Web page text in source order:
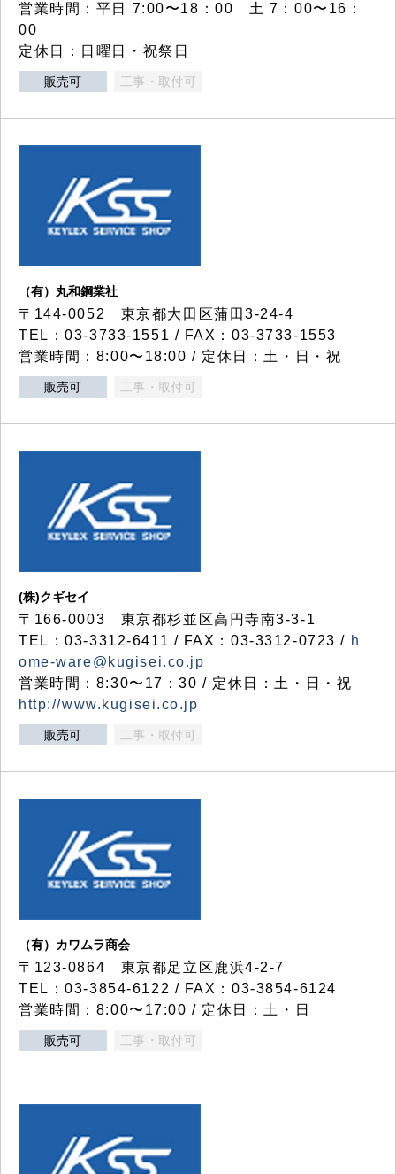
営業時間：平日 7:00〜18：00 土 7：00〜16：
00
定休日：日曜日・祝祭日
販売可 工事・取付可
（有）丸和鋼業社
〒144-0052 東京都大田区蒲田3-24-4
TEL：03-3733-1551 / FAX：03-3733-1553
営業時間：8:00〜18:00 / 定休日：土・日・祝
販売可 工事・取付可
(株)クギセイ
〒166-0003 東京都杉並区高円寺南3-3-1
TEL：03-3312-6411 / FAX：03-3312-0723 / h
ome-ware@kugisei.co.jp
営業時間：8:30〜17：30 / 定休日：土・日・祝
http://www.kugisei.co.jp
販売可 工事・取付可
（有）カワムラ商会
〒123-0864 東京都足立区鹿浜4-2-7
TEL：03-3854-6122 / FAX：03-3854-6124
営業時間：8:00〜17:00 / 定休日：土・日
販売可 工事・取付可